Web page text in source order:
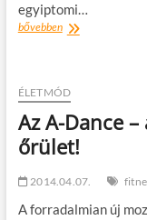
egyiptomi…
bővebbenSzikomor
Story
táncszínházi
produkciós
sorozat
ÉLETMÓD
Az A-Dance
őrület!
2014.04.07.
A forradalmian új